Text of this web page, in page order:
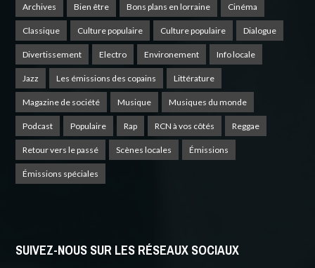
Archives Bien être Bons plans en lorraine Cinéma
Classique Culture populaire Culture populaire Dialogue
Divertissement Electro Environement Info locale
Jazz Les émissions des copains Littérature
Magazine de société Musique Musiques du monde
Podcast Populaire Rap RCN à vos côtés Reggae
Retour vers le passé Scènes locales Émissions
Émissions spéciales
SUIVEZ-NOUS SUR LES RÉSEAUX SOCIAUX